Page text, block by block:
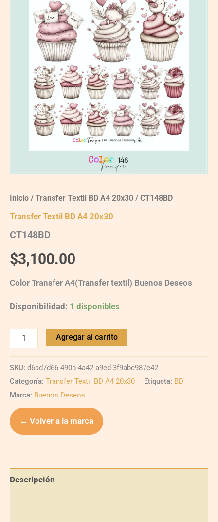
Inicio / Transfer Textil BD A4 20x30 / CT148BD
Transfer Textil BD A4 20x30
CT148BD
$3,100.00
Color Transfer A4(Transfer textil) Buenos Deseos
Disponibilidad: 1 disponibles
Agregar al carrito
SKU: d6ad7d66-490b-4a42-a9cd-3f9abc987c42
Categoría: Transfer Textil BD A4 20x30 Etiqueta: BD
Marca: Buenos Deseos
← Volver a la marca
Descripción